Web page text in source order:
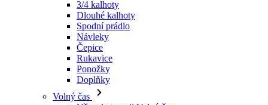
3/4 kalhoty
Dlouhé kalhoty
Spodní prádlo
Návleky
Čepice
Rukavice
Ponožky
Doplňky
Volný čas